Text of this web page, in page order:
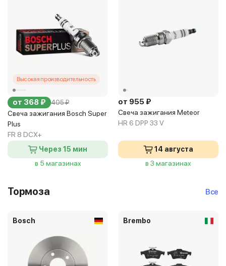
Высокая производительность
от 368 ₽ 405 ₽
Свеча зажигания Bosch Super
Plus
FR 8 DCX+
Через 15 мин
в 5 магазинах
от 955 ₽
Свеча зажигания Meteor
HR 6 DPP 33 V
14 августа
в 3 магазинах
Тормоза Все
Bosch Brembo